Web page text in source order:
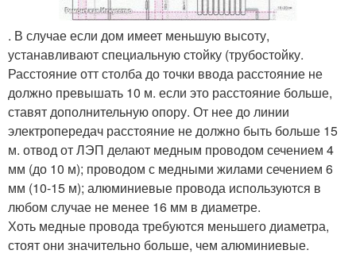
. В случае если дом имеет меньшую высоту,
устанавливают специальную стойку (трубостойку.
Расстояние отт столба до точки ввода расстояние не
должно превышать 10 м. если это расстояние больше,
ставят дополнительную опору. От нее до линии
электропередач расстояние не должно быть больше 15
м. отвод от ЛЭП делают медным проводом сечением 4
мм (до 10 м); проводом с медными жилами сечением 6
мм (10-15 м); алюминиевые провода используются в
любом случае не менее 16 мм в диаметре.
Хоть медные провода требуются меньшего диаметра,
стоят они значительно больше, чем алюминиевые.